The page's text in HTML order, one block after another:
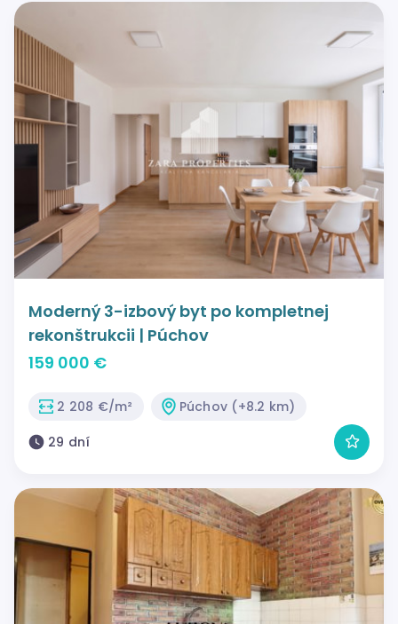
Moderný 3-izbový byt po kompletnej
rekonštrukcii | Púchov
159 000 €
2 208 €/m²
Púchov (+8.2 km)
29 dní